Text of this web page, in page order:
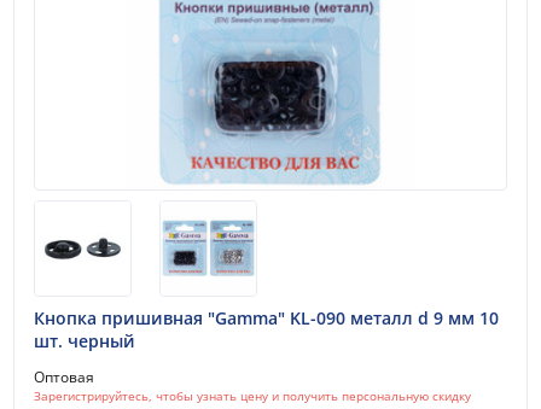
Кнопка пришивная "Gamma" KL-090 металл d 9 мм 10
шт. черный
Оптовая
Зарегистрируйтесь, чтобы узнать цену и получить персональную скидку